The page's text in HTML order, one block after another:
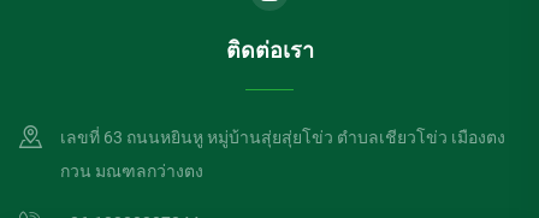
ติดต่อเรา
เลขที่ 63 ถนนหยินหู หมู่บ้านสุ่ยสุ่ยโข่ว ตำบลเชียวโข่ว เมืองตง
กวน มณฑลกว่างตง